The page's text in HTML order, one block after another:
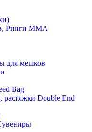
Ринги ММА
для мешков
Bag
Double End